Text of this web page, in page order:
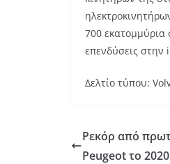
700 εκατομμύρια
επενδύσεις στην
Δελτίο τύπου:
Ρεκόρ από
Peugeot το 2020